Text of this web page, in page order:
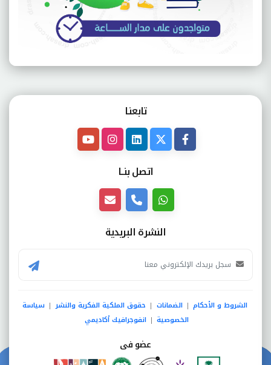
تابعنـا
اتصل بنــا
النشرة البريدية
الشروط و الأحكام | الضمانات | حقوق الملكية الفكرية والنشر | سياسة
الخصوصية | انفوجرافيك أكاديمي
عضو فى